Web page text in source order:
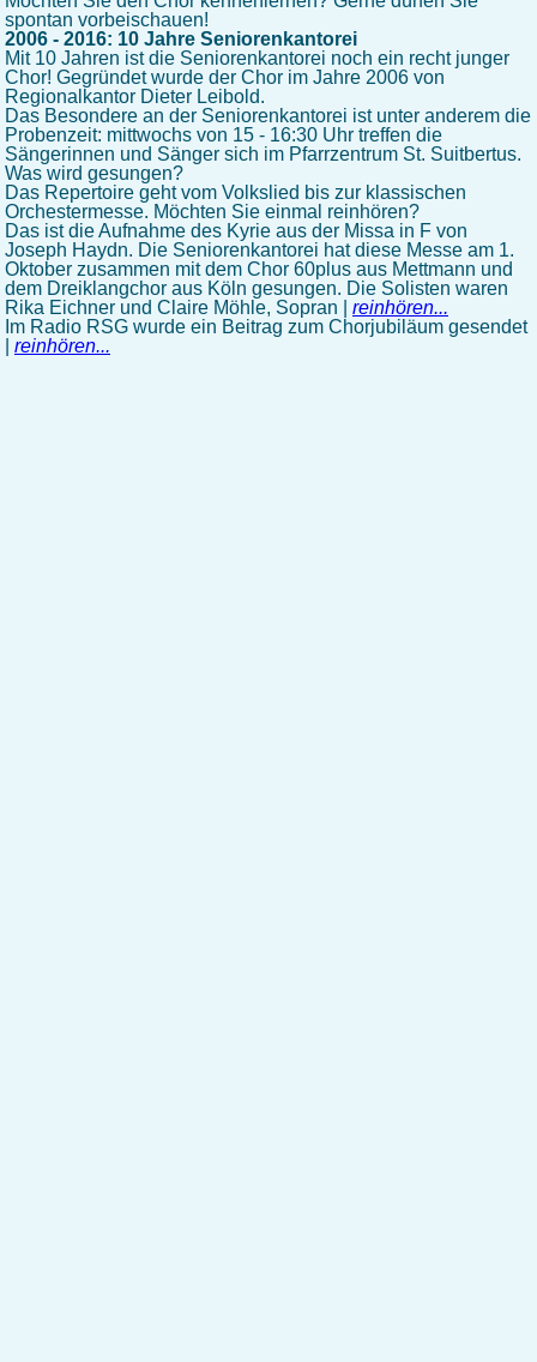
spontan vorbeischauen!
2006 - 2016: 10 Jahre Seniorenkantorei
Mit 10 Jahren ist die Seniorenkantorei noch ein recht junger
Chor! Gegründet wurde der Chor im Jahre 2006 von
Regionalkantor Dieter Leibold.
Das Besondere an der Seniorenkantorei ist unter anderem die
Probenzeit: mittwochs von 15 - 16:30 Uhr treffen die
Sängerinnen und Sänger sich im Pfarrzentrum St. Suitbertus.
Was wird gesungen?
Das Repertoire geht vom Volkslied bis zur klassischen
Orchestermesse. Möchten Sie einmal reinhören?
Das ist die Aufnahme des Kyrie aus der Missa in F von
Joseph Haydn. Die Seniorenkantorei hat diese Messe am 1.
Oktober zusammen mit dem Chor 60plus aus Mettmann und
dem Dreiklangchor aus Köln gesungen. Die Solisten waren
Rika Eichner und Claire Möhle, Sopran | reinhören...
Im Radio RSG wurde ein Beitrag zum Chorjubiläum gesendet
reinhören...